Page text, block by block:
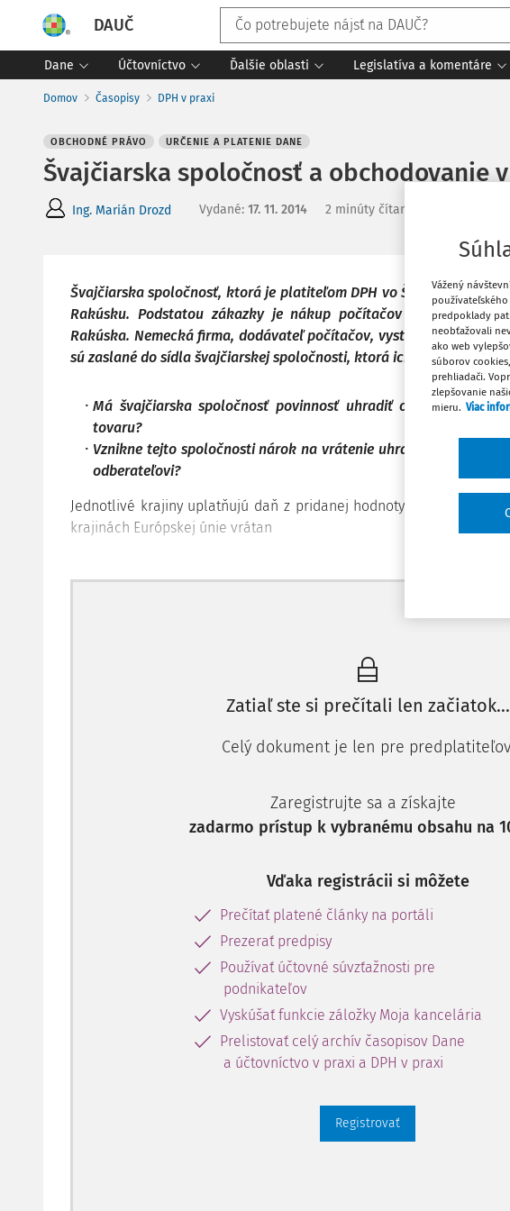
DAUČ
Dane Účtovníctvo Ďalšie oblasti Legislatíva a komentáre
Domov Časopisy DPH v praxi
OBCHODNÉ PRÁVO URČENIE A PLATENIE DANE
Švajčiarska spoločnosť a obchodovanie
Ing. Marián Drozd Vydané: 17. 11. 2014 2 minúty čítania
Švajčiarska spoločnosť, ktorá je platiteľom DPH vo Švajčiarsku,
Rakúsku. Podstatou zákazky je nákup počítačov z Nemecka a
Rakúska. Nemecká firma, dodávateľ počítačov, vystavuje faktúru s
sú zaslané do sídla švajčiarskej spoločnosti, ktorá ich následne
Má švajčiarska spoločnosť povinnosť uhradiť clo a
tovaru?
Vznikne tejto spoločnosti nárok na vrátenie uhradenej DPH po
odberateľovi?
Jednotlivé krajiny uplatňujú daň z pridanej hodnoty podľa
krajinách Európskej únie vrátan
Zatiaľ ste si prečítali len začiatok...
Celý dokument je len pre
Zaregistrujte sa a získajte
zadarmo prístup k vybranému obsahu na
Vďaka registrácii si môžete
Prečítať platené články na portáli
Prezerať predpisy
Používať účtovné súvzťažnosti pre
podnikateľov
Vyskúšať funkcie záložky Moja kancelária
Prelistovať celý archív časopisov Dane
a účtovníctvo v praxi a DPH v praxi
Registrovať
Vážený
predpoklady
neobťažovali
ako web
súborov
prehliadači.
zlepšovanie
mieru. Viac